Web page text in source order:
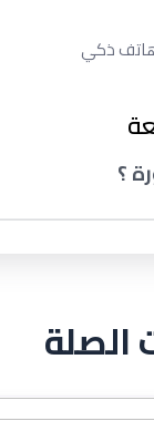
هاتف ذكي
؟
الصلة